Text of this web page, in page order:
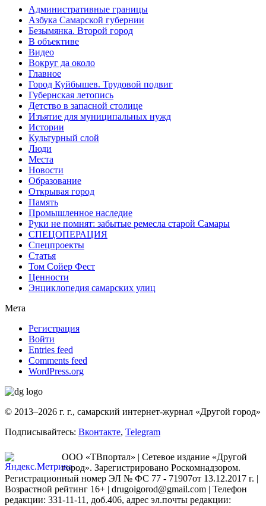
Административные границы
Азбука Самарской губернии
Безымянка. Второй город
В объективе
Видео
Вокруг да около
Главное
Город Куйбышев. Трудовой подвиг
Губернская летопись
Детство в запасной столице
Изъятие для муниципальных нужд
Истории
Культурный слой
Люди
Места
Новости
Образование
Открывая город
Память
Промышленное наследие
Руки не помнят: забытые ремесла старой Самары
СПЕЦОПЕРАЦИЯ
Спецпроекты
Статья
Том Сойер Фест
Ценности
Энциклопедия самарских улиц
Мета
Регистрация
Войти
Entries feed
Comments feed
WordPress.org
© 2013–2026 г. г., самарский интернет-журнал «Другой город»
Подписывайтесь: Вконтакте, Telegram
ООО «ТВпортал» | Сетевое издание «Другой
город». Зарегистрировано Роскомнадзором.
Регистрационный номер ЭЛ № ФС 77 - 71907от 13.12.2017 г. |
Возрастной рейтинг 16+ | drugoigorod@gmail.com | Телефон
редакции: 331-11-11, доб.406, адрес эл.почты редакции: